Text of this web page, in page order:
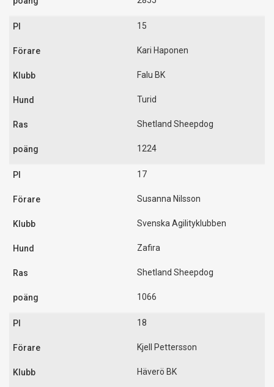
15
Kari Haponen
Falu BK
Turid
Shetland Sheepdog
1224
17
Susanna Nilsson
Svenska Agilityklubben
Zafira
Shetland Sheepdog
1066
18
Kjell Pettersson
Häverö BK